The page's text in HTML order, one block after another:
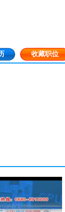
收藏职位